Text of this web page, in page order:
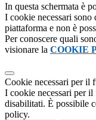
In questa schermata è
I cookie necessari
piattaforma e non è
Per conoscere quali
visionare la COOKIE
Cookie necessari per il
I cookie necessari per il
disabilitati. È possibile
policy.